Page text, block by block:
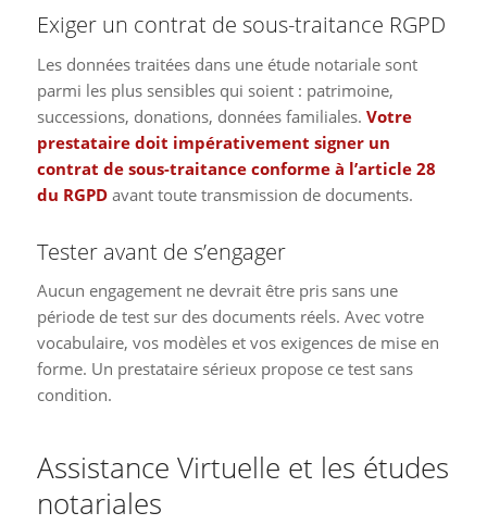
Exiger un contrat de sous-traitance RGPD
Les données traitées dans une étude notariale sont
parmi les plus sensibles qui soient : patrimoine,
successions, donations, données familiales. Votre
prestataire doit impérativement signer un
contrat de sous-traitance conforme à l’article 28
du RGPDavant toute transmission de documents.
Tester avant de s’engager
Aucun engagement ne devrait être pris sans une
période de test sur des documents réels. Avec votre
vocabulaire, vos modèles et vos exigences de mise en
forme. Un prestataire sérieux propose ce test sans
condition.
Assistance Virtuelle et les études
notariales